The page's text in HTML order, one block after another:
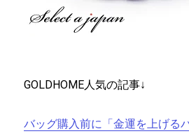
GOLDHOME人気の記事↓
バッグ購入前に「金運を上げる